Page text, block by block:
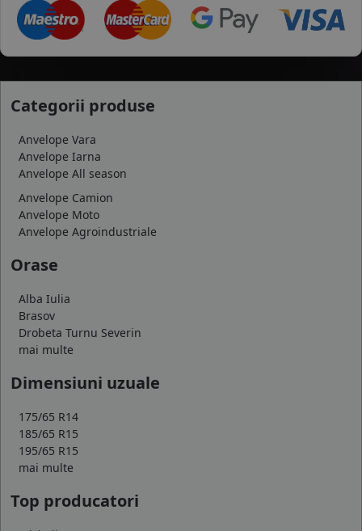
Categorii produse
Anvelope Vara
Anvelope Iarna
Anvelope All season
Anvelope Camion
Anvelope Moto
Anvelope Agroindustriale
Orase
Alba Iulia
Brasov
Drobeta Turnu Severin
mai multe
Dimensiuni uzuale
175/65 R14
185/65 R15
195/65 R15
mai multe
Top producatori